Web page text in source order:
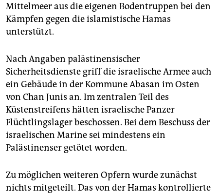
Mittelmeer aus die eigenen Bodentruppen bei den
Kämpfen gegen die islamistische Hamas
unterstützt.
Nach Angaben palästinensischer
Sicherheitsdienste griff die israelische Armee auch
ein Gebäude in der Kommune Abasan im Osten
von Chan Junis an. Im zentralen Teil des
Küstenstreifens hätten israelische Panzer
Flüchtlingslager beschossen. Bei dem Beschuss der
israelischen Marine sei mindestens ein
Palästinenser getötet worden.
Zu möglichen weiteren Opfern wurde zunächst
nichts mitgeteilt. Das von der Hamas kontrollierte